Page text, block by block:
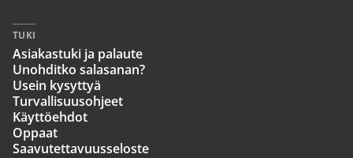
TUKI
Asiakastuki ja palaute
Unohditko salasanan?
Usein kysyttyä
Turvallisuusohjeet
Käyttöehdot
Oppaat
Saavutettavuusseloste